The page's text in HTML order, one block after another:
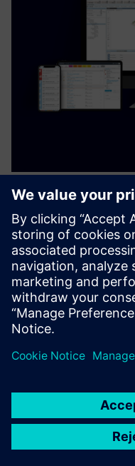
Implementing
technology
SmartTron ponuja
stavbe, energetsko
skladu z nacionalnimi
Izvedite več